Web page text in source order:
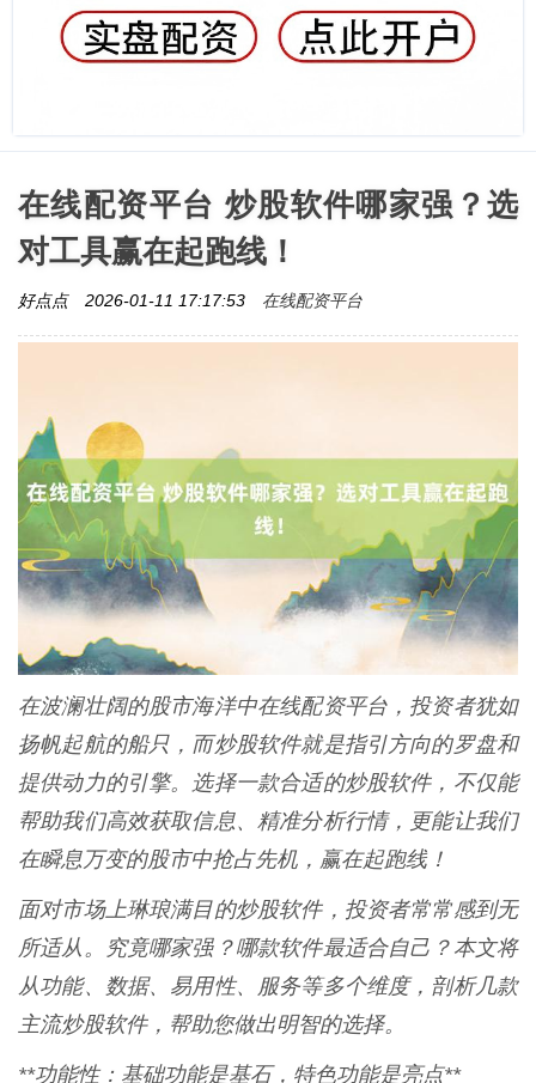
在线配资平台 炒股软件哪家强？选
对工具赢在起跑线！
好点点 2026-01-11 17:17:53 在线配资平台
在波澜壮阔的股市海洋中在线配资平台，投资者犹如
扬帆起航的船只，而炒股软件就是指引方向的罗盘和
提供动力的引擎。选择一款合适的炒股软件，不仅能
帮助我们高效获取信息、精准分析行情，更能让我们
在瞬息万变的股市中抢占先机，赢在起跑线！
面对市场上琳琅满目的炒股软件，投资者常常感到无
所适从。究竟哪家强？哪款软件最适合自己？本文将
从功能、数据、易用性、服务等多个维度，剖析几款
主流炒股软件，帮助您做出明智的选择。
**功能性：基础功能是基石，特色功能是亮点**